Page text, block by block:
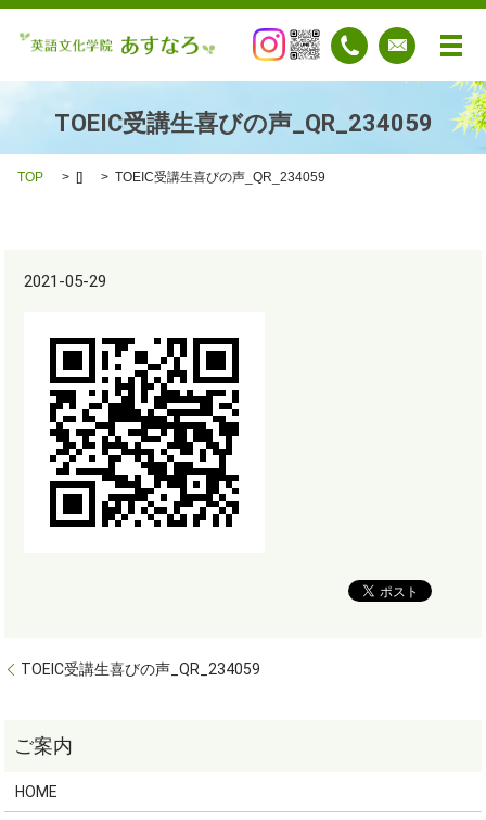
メ
TOEIC受講生喜びの声_QR_234059
TOP [] TOEIC受講生喜びの声_QR_234059
2021-05-29
TOEIC受講生喜びの声_QR_234059
HOME